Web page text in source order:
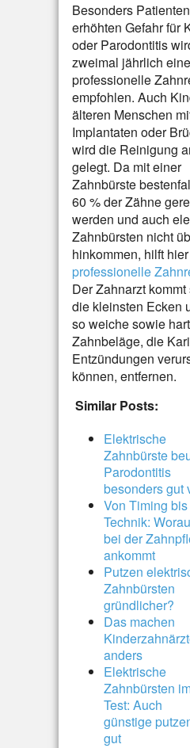
Besonders
erhöhten Gefahr für
oder Parodontitis
zweimal jährlich eine
professionelle
empfohlen. Auch
älteren Menschen
Implantaten oder
wird die Reinigung
gelegt. Da mit einer
Zahnbürste
60 % der Zähne
werden und auch
Zahnbürsten nicht
hinkommen, hilft
professionelle
Der Zahnarzt
die kleinsten Ecken
so weiche sowie
Zahnbeläge, die
Entzündungen
können, entfernen.
Similar Posts:
Elektrische
Zahnbürste
Parodontitis
besonders gut
Von Timing bis
Technik:
bei der
ankommt
Putzen
Zahnbürsten
gründlicher?
Das machen
anders
Elektrische
Zahnbürsten
Test: Auch
günstige
gut